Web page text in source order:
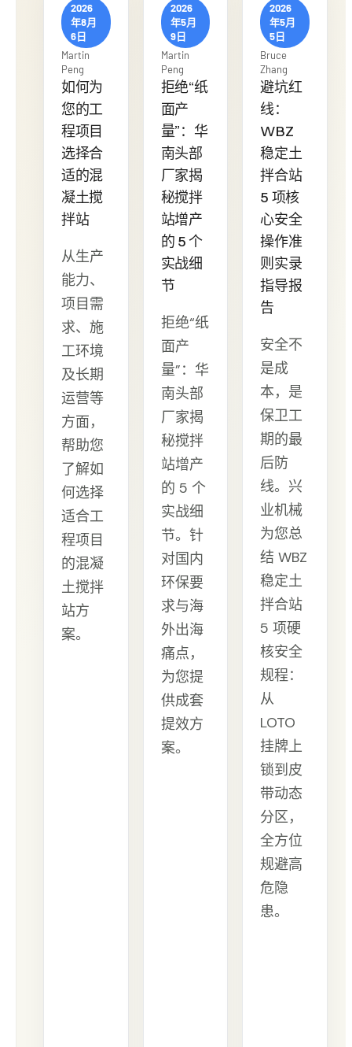
2026
年8月
6日
Martin
Peng
如何为
您的工
程项目
选择合
适的混
凝土搅
拌站
从生产
能力、
项目需
求、施
工环境
及长期
运营等
方面，
帮助您
了解如
何选择
适合工
程项目
的混凝
土搅拌
站方
案。
2026
年5月
9日
Martin
Peng
拒绝“纸
面产
量”：华
南头部
厂家揭
秘搅拌
站增产
的 5 个
实战细
节
拒绝“纸
面产
量”：华
南头部
厂家揭
秘搅拌
站增产
的 5 个
实战细
节。针
对国内
环保要
求与海
外出海
痛点，
为您提
供成套
提效方
案。
2026
年5月
5日
Bruce
Zhang
避坑红
线：
WBZ
稳定土
拌合站
5 项核
心安全
操作准
则实录
指导报
告
安全不
是成
本，是
保卫工
期的最
后防
线。兴
业机械
为您总
结 WBZ
稳定土
拌合站
5 项硬
核安全
规程：
从
LOTO
挂牌上
锁到皮
带动态
分区，
全方位
规避高
危隐
患。